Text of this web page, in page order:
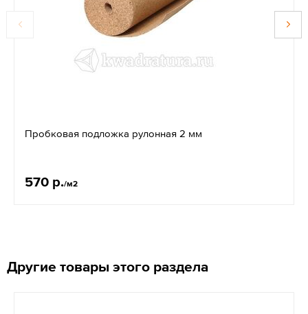
Пробковая подложка рулонная 2 мм
570 р./м2
Другие товары этого раздела